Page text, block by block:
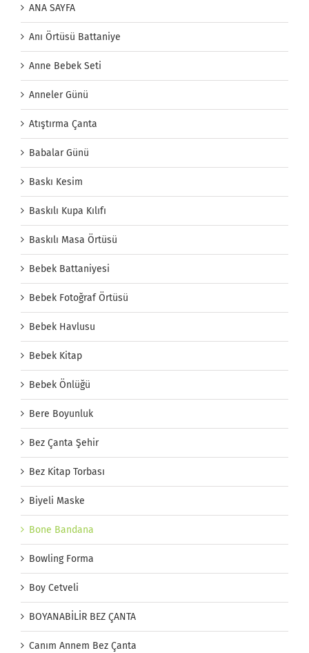
ANA SAYFA
Anı Örtüsü Battaniye
Anne Bebek Seti
Anneler Günü
Atıştırma Çanta
Babalar Günü
Baskı Kesim
Baskılı Kupa Kılıfı
Baskılı Masa Örtüsü
Bebek Battaniyesi
Bebek Fotoğraf Örtüsü
Bebek Havlusu
Bebek Kitap
Bebek Önlüğü
Bere Boyunluk
Bez Çanta Şehir
Bez Kitap Torbası
Biyeli Maske
Bone Bandana
Bowling Forma
Boy Cetveli
BOYANABİLİR BEZ ÇANTA
Canım Annem Bez Çanta